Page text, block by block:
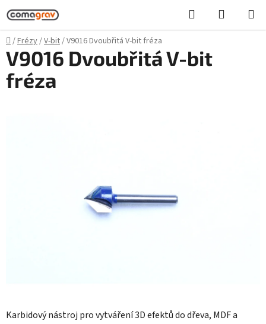
Přejít
na
obsah
Hledat
KOŠÍK
Domů
/Frézy/V-bit/V9016 Dvoubřitá V-bit fréza
Karbidový nástroj pro vytváření 3D efektů do dřeva, MDF a
V9016 Dvoubřitá V-bit
fréza